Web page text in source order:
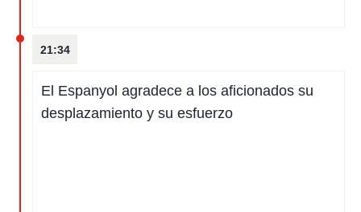
21:34
El Espanyol agradece a los aficionados su
desplazamiento y su esfuerzo